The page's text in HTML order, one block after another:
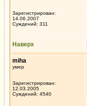
Зарегистрирован:
14.06.2007
Суждений: 311
Наверх
miha
умер
Зарегистрирован:
12.03.2005
Суждений: 4540